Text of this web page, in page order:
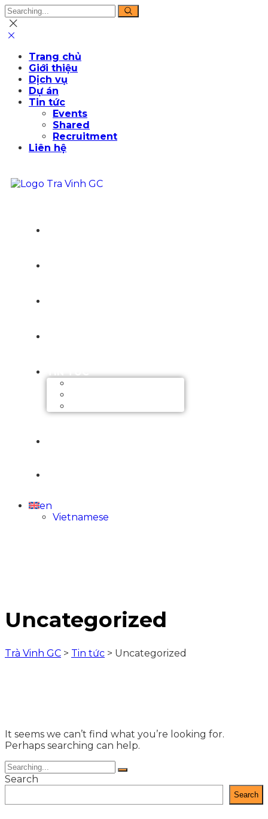
Trang chủ
Giới thiệu
Dịch vụ
Dự án
Tin tức
Events
Shared
Recruitment
Liên hệ
en
Vietnamese
Uncategorized
Trà Vinh GC > Tin tức > Uncategorized
It seems we can’t find what you’re looking for.
Perhaps searching can help.
Search
Search